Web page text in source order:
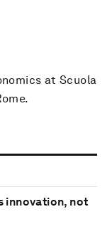
at Scuola
innovation, not